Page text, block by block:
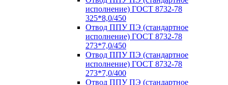
исполнение) ГОСТ 8732-78
325*8,0/450
Отвод ППУ ПЭ (стандартное
исполнение) ГОСТ 8732-78
273*7,0/450
Отвод ППУ ПЭ (стандартное
исполнение) ГОСТ 8732-78
273*7,0/400
Отвод ППУ ПЭ (стандартное